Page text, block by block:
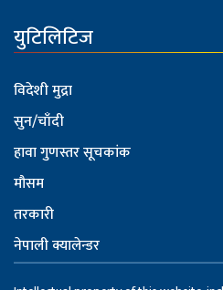
युटिलिटिज
विदेशी मुद्रा
सुन/चाँदी
हावा गुणस्तर सूचकांक
मौसम
तरकारी
नेपाली क्यालेन्डर